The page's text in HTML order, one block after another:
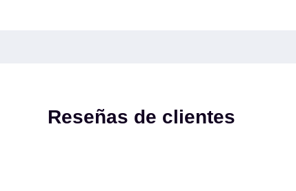
Reseñas de clientes